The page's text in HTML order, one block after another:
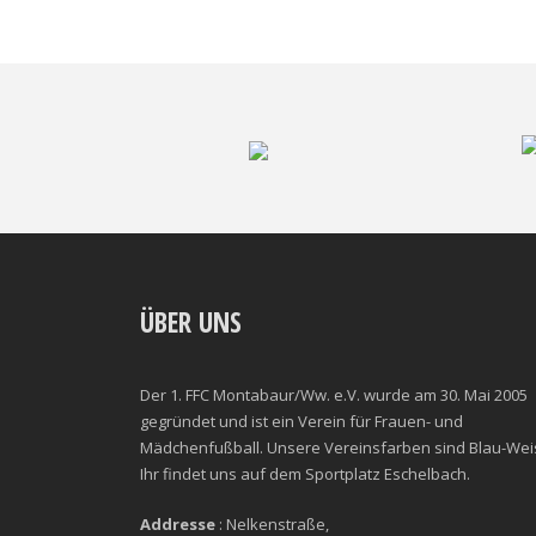
ÜBER UNS
Der 1. FFC Montabaur/Ww. e.V. wurde am 30. Mai 2005
gegründet und ist ein Verein für Frauen- und
Mädchenfußball. Unsere Vereinsfarben sind Blau-
Ihr findet uns auf dem Sportplatz Eschelbach.
Addresse : Nelkenstraße,